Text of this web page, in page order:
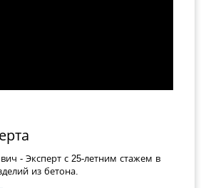
- Эксперт с 25-летним стажем в
из бетона.